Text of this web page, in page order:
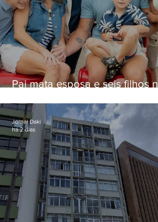
Pai mata esposa e seis filhos
Jornal Daki
há 2 dias